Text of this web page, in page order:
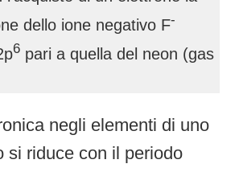
dello ione negativo F-
6 pari a quella del neon (gas
negli elementi di uno
si riduce con il periodo